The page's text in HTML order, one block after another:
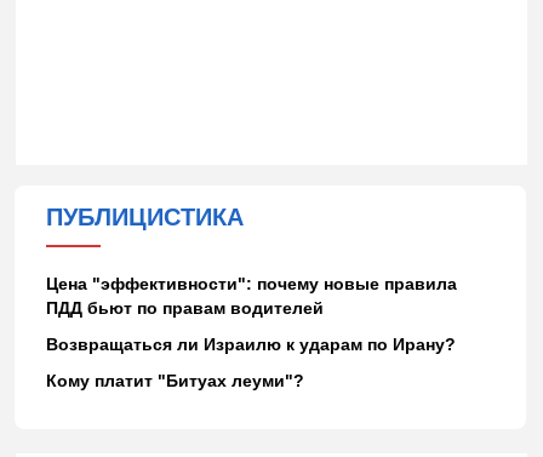
ПУБЛИЦИСТИКА
Цена "эффективности": почему новые правила
ПДД бьют по правам водителей
Возвращаться ли Израилю к ударам по Ирану?
Кому платит "Битуах леуми"?